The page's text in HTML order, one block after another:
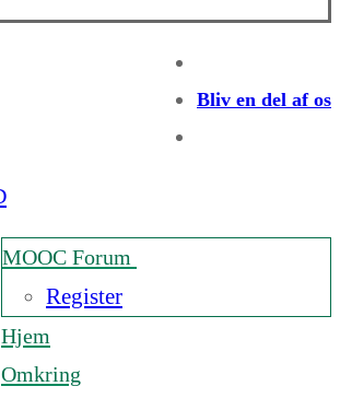
Bliv en del af os
MOOC Forum
Register
Hjem
Omkring